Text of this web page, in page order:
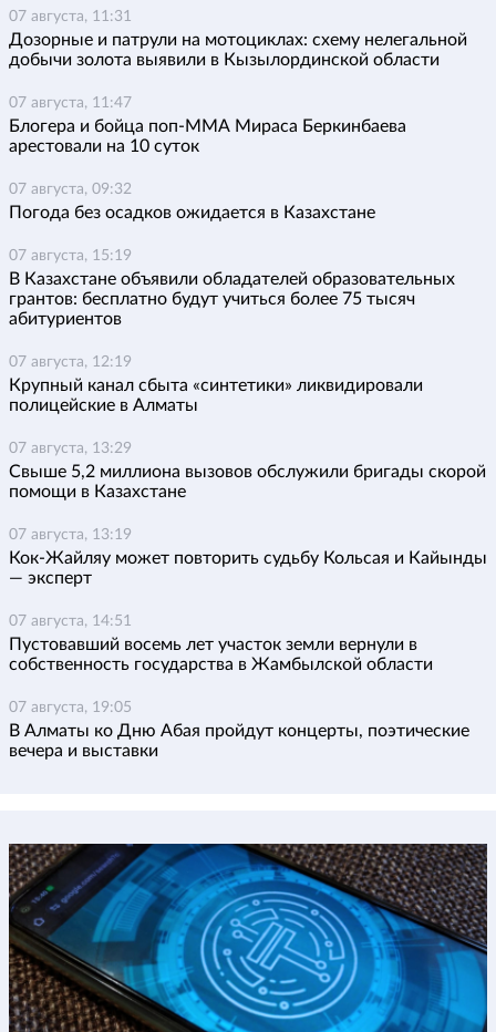
07 августа, 11:31
Дозорные и патрули на мотоциклах: схему нелегальной
добычи золота выявили в Кызылординской области
07 августа, 11:47
Блогера и бойца поп-ММА Мираса Беркинбаева
арестовали на 10 суток
07 августа, 09:32
Погода без осадков ожидается в Казахстане
07 августа, 15:19
В Казахстане объявили обладателей образовательных
грантов: бесплатно будут учиться более 75 тысяч
абитуриентов
07 августа, 12:19
Крупный канал сбыта «синтетики» ликвидировали
полицейские в Алматы
07 августа, 13:29
Свыше 5,2 миллиона вызовов обслужили бригады скорой
помощи в Казахстане
07 августа, 13:19
Кок-Жайляу может повторить судьбу Кольсая и Кайынды
— эксперт
07 августа, 14:51
Пустовавший восемь лет участок земли вернули в
собственность государства в Жамбылской области
07 августа, 19:05
В Алматы ко Дню Абая пройдут концерты, поэтические
вечера и выставки